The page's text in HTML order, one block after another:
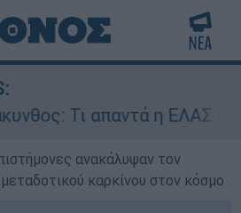
η ΕΛΑΣ για τους 8
ανακάλυψαν τον
καρκίνου στον κόσμο